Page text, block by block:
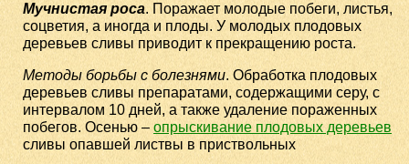
Мучнистая роса. Поражает молодые побеги, листья,
соцветия, а иногда и плоды. У молодых плодовых
деревьев сливы приводит к прекращению роста.
Методы борьбы с болезнями. Обработка плодовых
деревьев сливы препаратами, содержащими серу, с
интервалом 10 дней, а также удаление пораженных
побегов. Осенью – опрыскивание плодовых деревьев
сливы опавшей листвы в приствольных